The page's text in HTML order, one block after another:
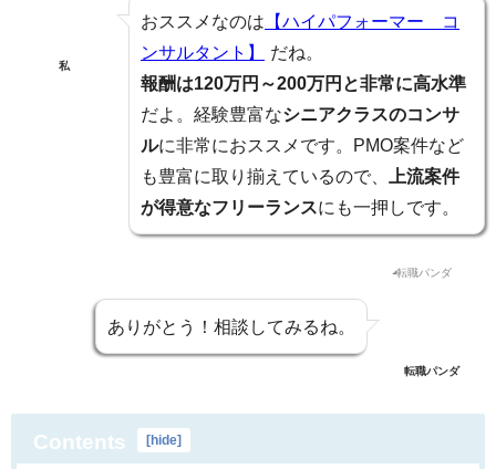
私
おススメなのは 【ハイパフォーマー コ
ンサルタント】
だね。
報酬は120万円～200万円と非常に高水準
だよ。経験豊富なシニアクラスのコンサ
ルに非常におススメです。PMO案件など
も豊富に取り揃えているので、
上流案件
が得意なフリーランスにも一押しです。
ありがとう！相談してみるね。
転職パンダ
Contents [hide]